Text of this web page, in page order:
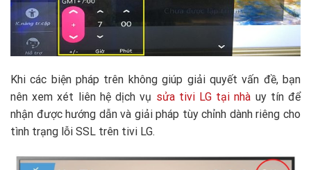
Khi các biện pháp trên không giúp giải quyết vấn đề, bạn
nên xem xét liên hệ dịch vụ sửa tivi LG tại nhà uy tín để
nhận được hướng dẫn và giải pháp tùy chỉnh dành riêng cho
tình trạng lỗi SSL trên tivi LG.